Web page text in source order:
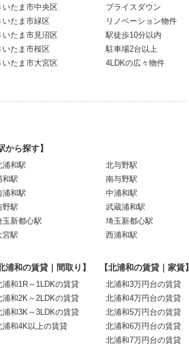
いたま市中央区
いたま市緑区
いたま市見沼区
いたま市桜区
いたま市大宮区
プライスダウン
リノベーション物件
駅徒歩10分以内
駐車場2台以上
4LDKの広々物件
から探す】
浦和駅
和駅
浦和駅
野駅
玉新都心駅
宮駅
北与野駅
南与野駅
中浦和駅
武蔵浦和駅
埼玉新都心駅
西浦和駅
浦和の賃貸｜間取り】
浦和1R～1LDKの賃貸
浦和2K～2LDKの賃貸
浦和3K～3LDKの賃貸
浦和4K以上の賃貸
【北浦和の賃貸｜家賃】
北浦和3万円台の賃貸
北浦和4万円台の賃貸
北浦和5万円台の賃貸
北浦和6万円台の賃貸
北浦和7万円台の賃貸